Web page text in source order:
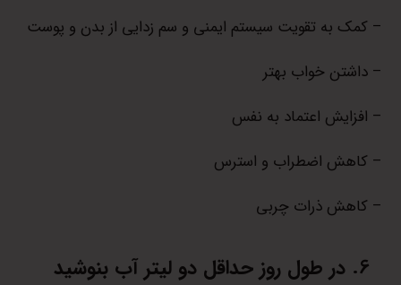
– کمک به تقویت سیستم ایمنی و سم زدایی از بدن و پوست
– داشتن خواب بهتر
– افزایش اعتماد به نفس
– کاهش اضطراب و استرس
– کاهش ذرات چربی
در طول روز حداقل دو لیتر آب بنوشید